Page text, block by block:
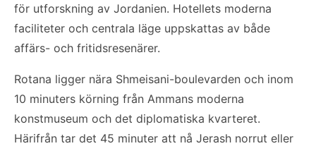
för utforskning av Jordanien. Hotellets moderna
faciliteter och centrala läge uppskattas av både
affärs- och fritidsresenärer.
Rotana ligger nära Shmeisani-boulevarden och inom
10 minuters körning från Ammans moderna
konstmuseum och det diplomatiska kvarteret.
Härifrån tar det 45 minuter att nå Jerash norrut eller